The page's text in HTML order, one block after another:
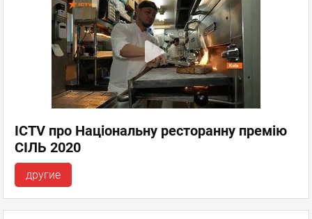
ICTV про Національну ресторанну премію
СІЛЬ 2020
другие